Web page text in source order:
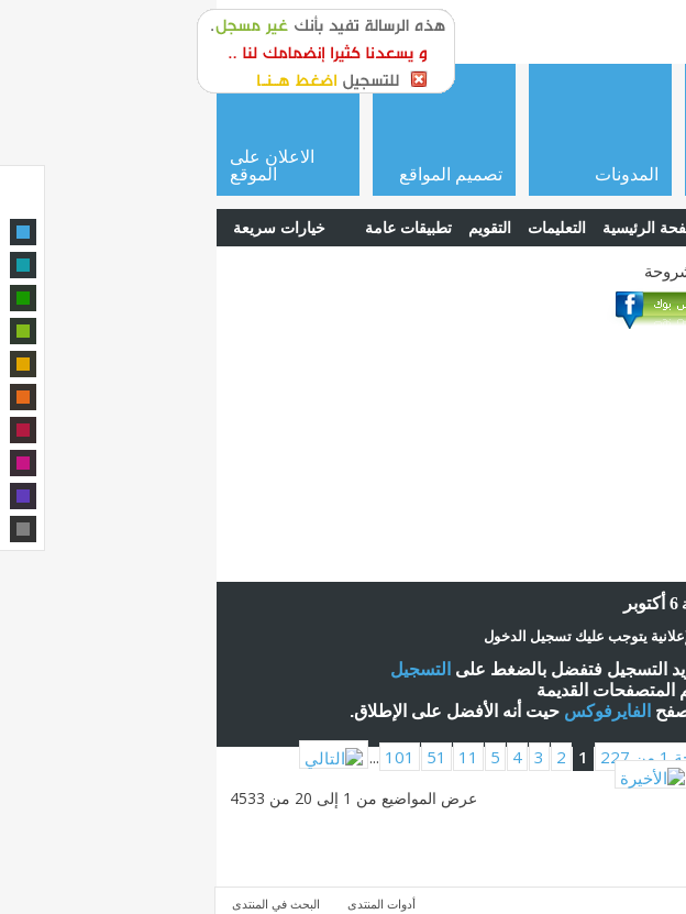
or login
الرئيسية التعليمات التقويم تطبيقات عامة خيارات سريعة
المدونات تصميم المواقع
الاعلان على
الموقع
6 أكتوبر
يتوجب عليك تسجيل الدخول
التسجيل فتفضل بالضغط على التسجيل
المتصفحات القديمة
الفايرفوكس حيت أنه الأفضل على الإطلاق.
227
1
2
3
4
5
11
51
101
...
عرض المواضيع من 1 إلى 20 من 4533
أدوات المنتدى البحث في المنتدى